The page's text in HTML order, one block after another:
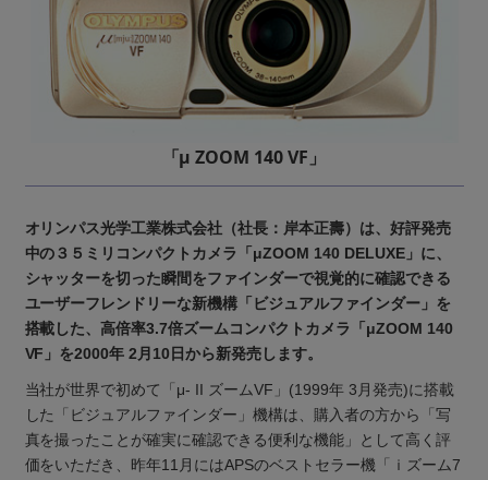
「μ ZOOM 140 VF」
オリンパス光学工業株式会社（社長：岸本正壽）は、好評発売
中の３５ミリコンパクトカメラ「μZOOM 140 DELUXE」に、
シャッターを切った瞬間をファインダーで視覚的に確認できる
ユーザーフレンドリーな新機構「ビジュアルファインダー」を
搭載した、高倍率3.7倍ズームコンパクトカメラ「μZOOM 140
VF」を2000年 2月10日から新発売します。
当社が世界で初めて「μ- II ズームVF」(1999年 3月発売)に搭載
した「ビジュアルファインダー」機構は、購入者の方から「写
真を撮ったことが確実に確認できる便利な機能」として高く評
価をいただき、昨年11月にはAPSのベストセラー機「ｉズーム7